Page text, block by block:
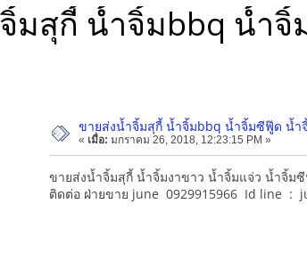
มสุกี้ น้ำจิ้มbbq น้ำ
ขายส่งน้ำจิ้มสุกี้ น้ำจิ้มbbq น้ำจิ้มซีฟู๊ด น้ำ
« เมื่อ: มกราคม 26, 2018, 12:23:15 PM »
ขายส่งน้ำจิ้มสุกี้ น้ำจิ้มงาขาว น้ำจิ้มแจ่ว น้ำจิ้ม
ติดต่อ ฝ่ายขาย june 0929915966 Id line :